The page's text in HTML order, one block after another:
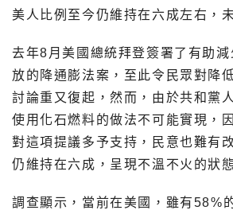
美人比例至今仍維持在六成左右，
去年8月美國總統拜登簽署了有助
放的降通膨法案，至此令民眾對降
討論重又復起，然而，由於共和黨
使用化石燃料的做法不可能實現，
對這項提議多予支持，民意也難有
仍維持在六成，呈現不溫不火的狀
調查顯示，當前在美國，雖有58%